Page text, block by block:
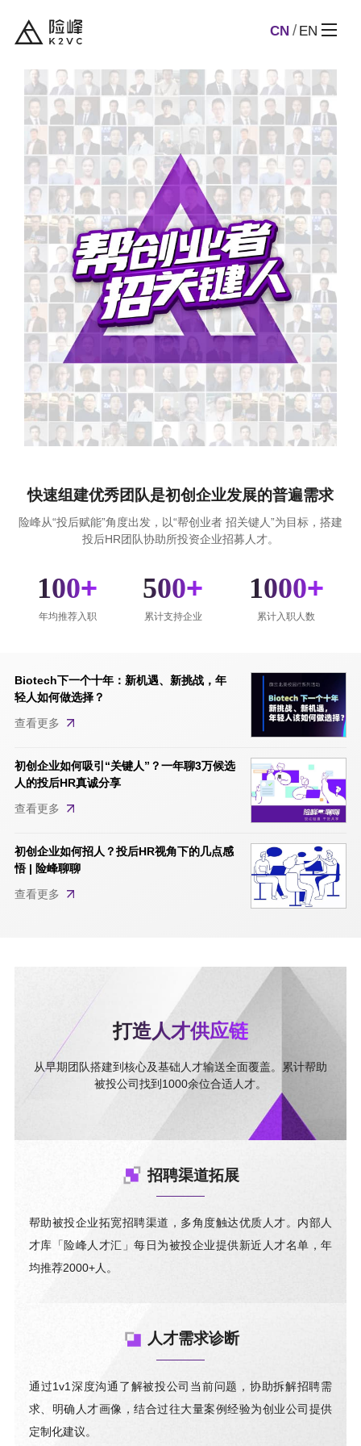
CN EN
快速组建优秀团队是初创企业发展的普遍需求
险峰从“投后赋能”角度出发，以“帮创业者 招关键人”为目标，搭建
投后HR团队协助所投资企业招募人才。
100+
年均推荐入职
500+
累计支持企业
1000+
累计入职人数
Biotech下一个十年：新机遇、新挑战，年
轻人如何做选择？
查看更多
初创企业如何吸引“关键人”？一年聊3万候选
人的投后HR真诚分享
查看更多
初创企业如何招人？投后HR视角下的几点感
悟 | 险峰聊聊
查看更多
打造人才供应链
从早期团队搭建到核心及基础人才输送全面覆盖。累计帮助
被投公司找到1000余位合适人才。
招聘渠道拓展
帮助被投企业拓宽招聘渠道，多角度触达优质人才。内部人
才库「险峰人才汇」每日为被投企业提供新近人才名单，年
均推荐2000+人。
人才需求诊断
通过1v1深度沟通了解被投公司当前问题，协助拆解招聘需
求、明确人才画像，结合过往大量案例经验为创业公司提供
定制化建议。